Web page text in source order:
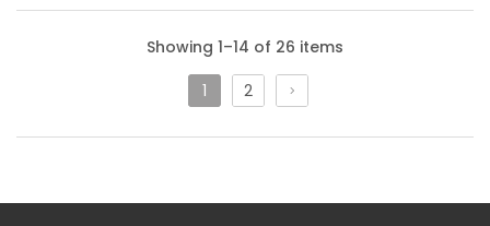
Showing 1–14 of 26 items
1
2